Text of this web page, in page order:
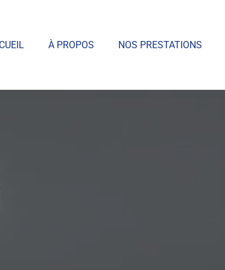
À PROPOS NOS PRESTATIONS